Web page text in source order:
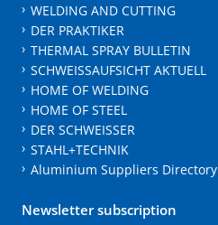
WELDING AND CUTTING
DER PRAKTIKER
THERMAL SPRAY BULLETIN
SCHWEISSAUFSICHT AKTUELL
HOME OF WELDING
HOME OF STEEL
DER SCHWEISSER
STAHL+TECHNIK
Aluminium Suppliers Directory
Newsletter subscription